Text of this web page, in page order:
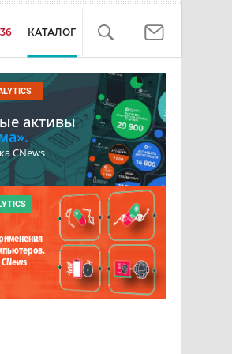
КАТАЛОГ
активы
CNews